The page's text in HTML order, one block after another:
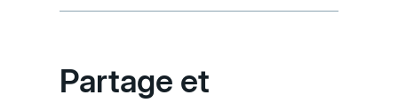
Partage et